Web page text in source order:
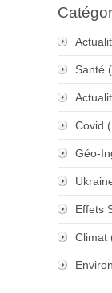
Santé
Covid
Géo-
Effets
Climat